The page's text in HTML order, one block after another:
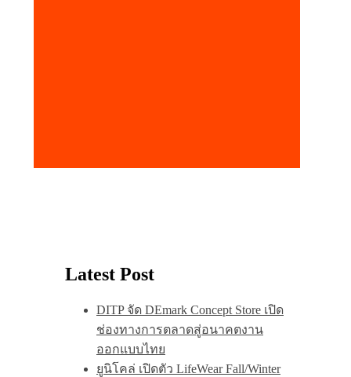
Latest Post
DITP จัด DEmark Concept Store เปิด
ช่องทางการตลาดสู่อนาคตงาน
ออกแบบไทย
ยูนิโคล่ เปิดตัว LifeWear Fall/Winter